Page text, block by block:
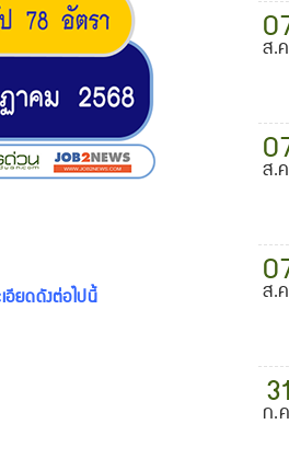
อียดดังต่อไปนี้
ส.
ส.
ส.
31
ก.